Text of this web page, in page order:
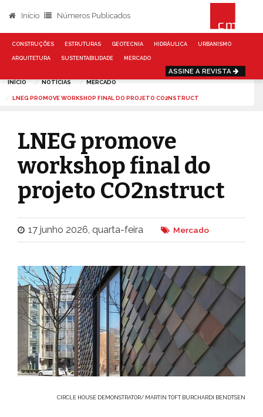
Início Números Publicados
CONSTRUÇÕES ESTRUTURAS GEOTECNIA HIDRÁULICA URBANISMO
ARQUITETURA SUSTENTABILIDADE MERCADO
ASSINE A REVISTA
INÍCIO NOTÍCIAS MERCADO
LNEG PROMOVE WORKSHOP FINAL DO PROJETO CO2NSTRUCT
LNEG promove
workshop final do
projeto CO2nstruct
17 junho 2026, quarta-feira Mercado
CIRCLE HOUSE DEMONSTRATOR/ MARTIN TOFT BURCHARDI BENDTSEN